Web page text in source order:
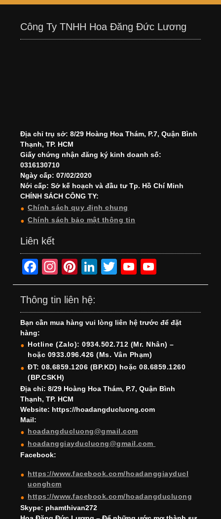
Công Ty TNHH Hoa Đăng Đức Lương
Địa chỉ trụ sở: 8/29 Hoàng Hoa Thám, P.7, Quận Bình
Thạnh, TP. HCM
Giấy chứng nhận đăng ký kinh doanh số:
0316130710
Ngày cấp: 07/02/2020
Nới cấp: Sở kế hoạch và đầu tư Tp. Hồ Chí Minh
CHÍNH SÁCH CÔNG TY:
Chính sách quy định chung
Chính sách bảo mật thông tin
Liên kết
F
a
c
e
b
o
o
k
In
st
a
gr
a
m
Pi
nt
er
e
st
Li
n
e
dI
n
T
wi
er
Y
o
T
u
b
e
o
T
u
b
e
h
Thông tin liên hệ:
Bạn cần mua hàng vui lòng liên hệ trước để đặt
hàng:
Hotline (Zalo): 0934.502.712 (Mr. Nhân) –
hoặc 0933.096.426 (Ms. Vân Phạm)
ĐT: 08.6859.1206 (BP.KD) hoặc 08.6859.1260
(BP.CSKH)
Địa chỉ: 8/29 Hoàng Hoa Thám, P.7, Quận Bình
Thạnh, TP. HCM
Website: https://hoadangducluong.com
Mail:
hoadangducluong@gmail.com
hoadanggiayducluong@gmail.com
Facebook:
https://www.facebook.com/hoadanggiayducl
uonghcm
https://www.facebook.com/hoadangducluong
Skype: phamthivan272